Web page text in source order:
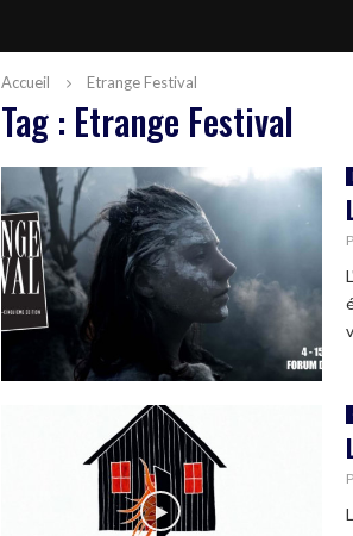
Accueil Etrange Festival
Tag : Etrange Festival